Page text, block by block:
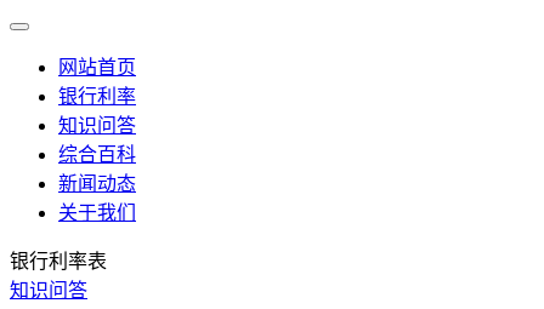
网站首页
银行利率
知识问答
综合百科
新闻动态
关于我们
银行利率表
知识问答